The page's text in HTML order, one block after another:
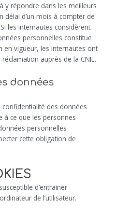
y répondre dans les meilleurs
délai d’un mois à compter de
les internautes considèrent
personnelles constitue
en vigueur, les internautes ont
auprès de la CNIL.
données
des données
à ce que les personnes
personnelles
cette obligation de
d’entrainer
de l’utilisateur.